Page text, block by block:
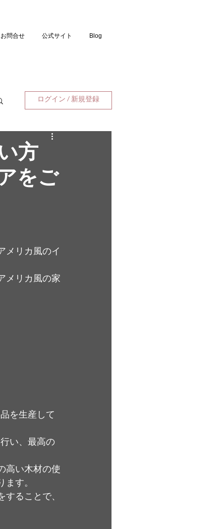
お問合せ 公式サイト Blog
ログイン / 新規登録
方
をご
メリカ風のイ
メリカ風の家
を生産して
い、最高の
高い木材の使
す。
ることで、